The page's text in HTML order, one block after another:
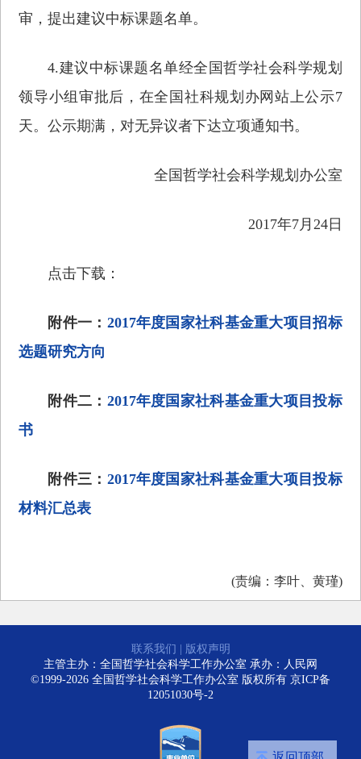
审，提出建议中标课题名单。
4.建议中标课题名单经全国哲学社会科学规划
领导小组审批后，在全国社科规划办网站上公示7
天。公示期满，对无异议者下达立项通知书。
全国哲学社会科学规划办公室
2017年7月24日
点击下载：
附件一： 2017年度国家社科基金重大项目招标
选题研究方向
附件二： 2017年度国家社科基金重大项目投标
书
附件三： 2017年度国家社科基金重大项目投标
材料汇总表
(责编：李叶、黄瑾)
联系我们
版权声明
主管主办：全国哲学社会科学工作办公室 承办：人民网
©1999-2026 全国哲学社会科学工作办公室 版权所有 京ICP备
12051030号-2